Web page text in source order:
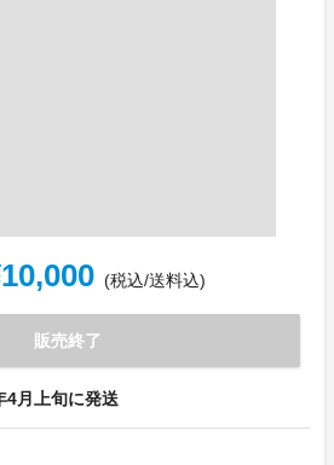
(税込/送料込)
販売終了
4月上旬に発送